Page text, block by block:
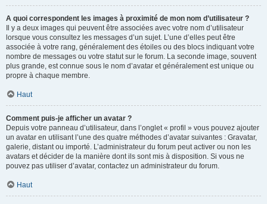
A quoi correspondent les images à proximité de mon nom d’utilisateur ?
Il y a deux images qui peuvent être associées avec votre nom d’utilisateur
lorsque vous consultez les messages d’un sujet. L’une d’elles peut être
associée à votre rang, généralement des étoiles ou des blocs indiquant votre
nombre de messages ou votre statut sur le forum. La seconde image, souvent
plus grande, est connue sous le nom d’avatar et généralement est unique ou
propre à chaque membre.
Haut
Comment puis-je afficher un avatar ?
Depuis votre panneau d’utilisateur, dans l’onglet « profil » vous pouvez ajouter
un avatar en utilisant l’une des quatre méthodes d’avatar suivantes : Gravatar,
galerie, distant ou importé. L’administrateur du forum peut activer ou non les
avatars et décider de la manière dont ils sont mis à disposition. Si vous ne
pouvez pas utiliser d’avatar, contactez un administrateur du forum.
Haut